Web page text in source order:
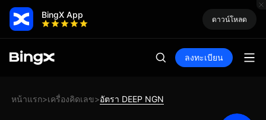
BingX App ดาวน์โหลด
ลงทะเบียน
หน้าแรก>เครื่องคิดเลข>อัตรา DEEP NGN